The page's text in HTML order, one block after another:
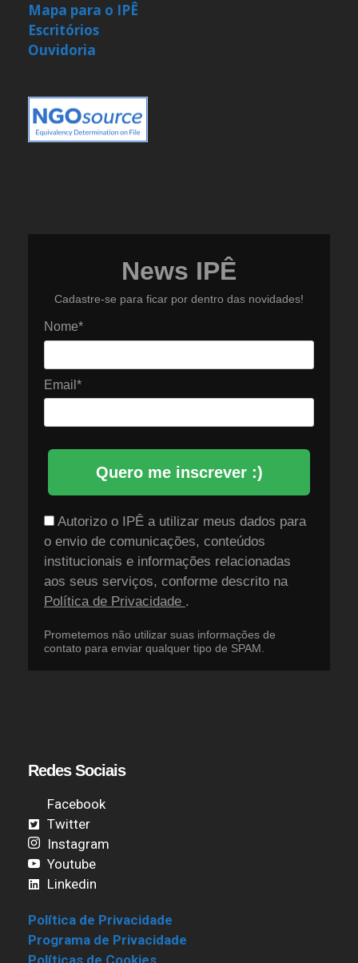
Mapa para o IPÊ
Escritórios
Ouvidoria
News IPÊ
Cadastre-se para ficar por dentro das novidades!
Nome*
Email*
Quero me inscrever :)
Autorizo o IPÊ a utilizar meus dados para
o envio de comunicações, conteúdos
institucionais e informações relacionadas
aos seus serviços, conforme descrito na
Política de Privacidade .
Prometemos não utilizar suas informações de
contato para enviar qualquer tipo de SPAM.
Redes Sociais
Facebook
Twitter
Instagram
Youtube
Linkedin
Política de Privacidade
Programa de Privacidade
Políticas de Cookies